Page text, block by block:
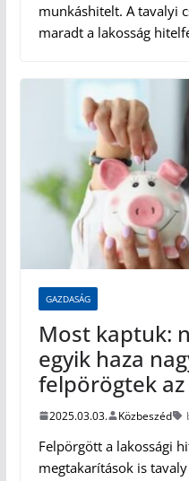
munkáshitelt. A tavalyi
maradt a lakosság
GAZDASÁG
Most kaptuk:
egyik haza
felpörögtek
2025.03.03. Közbeszéd
Felpörgött a lakossági
megtakarítások is